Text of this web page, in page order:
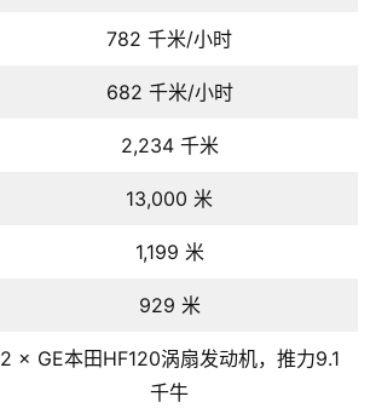
782 千米/小时
682 千米/小时
2,234 千米
13,000 米
1,199 米
929 米
2 × GE本田HF120涡扇发动机，推力9.1
千牛